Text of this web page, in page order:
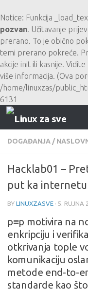
Notice: Funkcija
pozvan. Učitavanje
prerano. To je obično
temi prerano pokreće.
akcije init ili kasnije. Vidite
više informacija. (Ova
/home/linuxzas/
6131
Skip to content
DOGAĐANJA /
Hacklab01 –
put ka internetu
BY LINUXZASVE · 5. RUJNA
p≡p motivira na
enkripciju i
otkrivanja tople
komunikaciju
metode end-to-
standarde kao